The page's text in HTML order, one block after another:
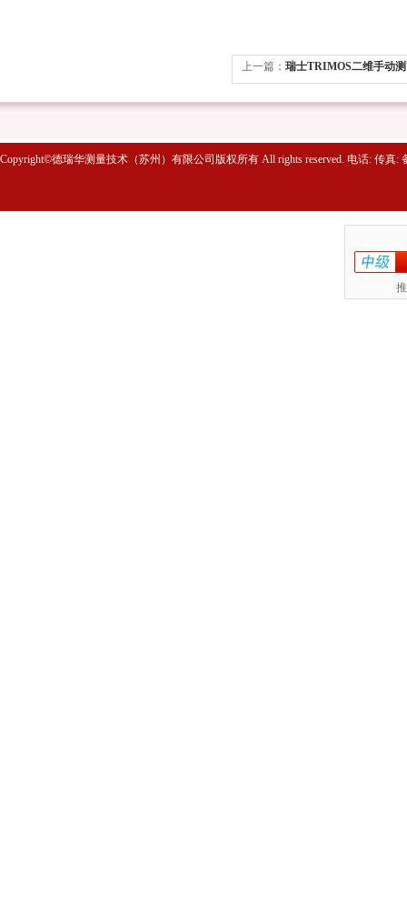
上一篇： 瑞士TRIMOS二维手动
Copyright©德瑞华测量技术（苏州）有限公司版权所有 All rights reserved. 电话: 传真: